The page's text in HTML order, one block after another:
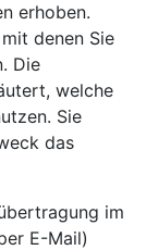
erhoben.
denen Sie
Die
welche
Sie
das
im
E-Mail)